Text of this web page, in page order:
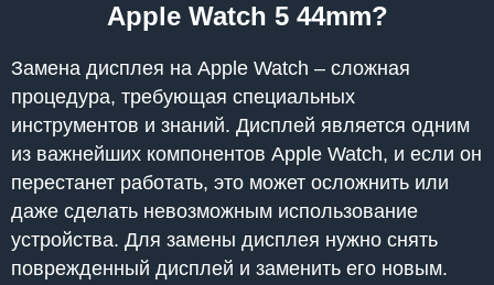
Apple Watch 5 44mm?
Замена дисплея на Apple Watch – сложная
процедура, требующая специальных
инструментов и знаний. Дисплей является одним
из важнейших компонентов Apple Watch, и если он
перестанет работать, это может осложнить или
даже сделать невозможным использование
устройства. Для замены дисплея нужно снять
поврежденный дисплей и заменить его новым.